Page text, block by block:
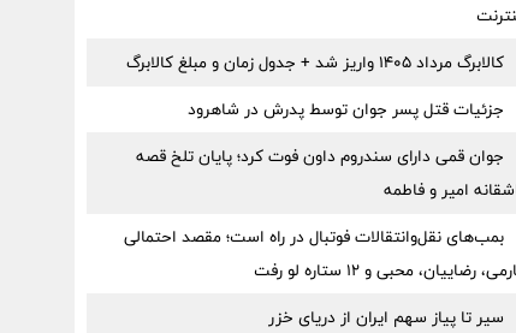
کالابرگ مرداد ۱۴۰۵ واریز شد + جدول زمان و مبلغ کالابرگ
جزئیات قتل پسر جوان توسط پدرش در شاهرود
جوان قمی دارای سندروم داون فوت کرد؛ پایان تلخ قصه
امیر و فاطمه
بمب‌های نقل‌وانتقالات فوتبال در راه است؛ مقصد احتمالی
رضاییان، محبی و ۱۲ ستاره لو رفت
سیر تا پیاز سهم ایران از دریای خزر